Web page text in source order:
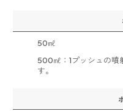
50㎖
500㎖：1プッシュの噴
す。